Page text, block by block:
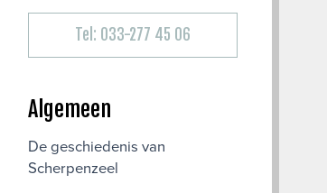
Tel: 033-277 45 06
Algemeen
De geschiedenis van
Scherpenzeel